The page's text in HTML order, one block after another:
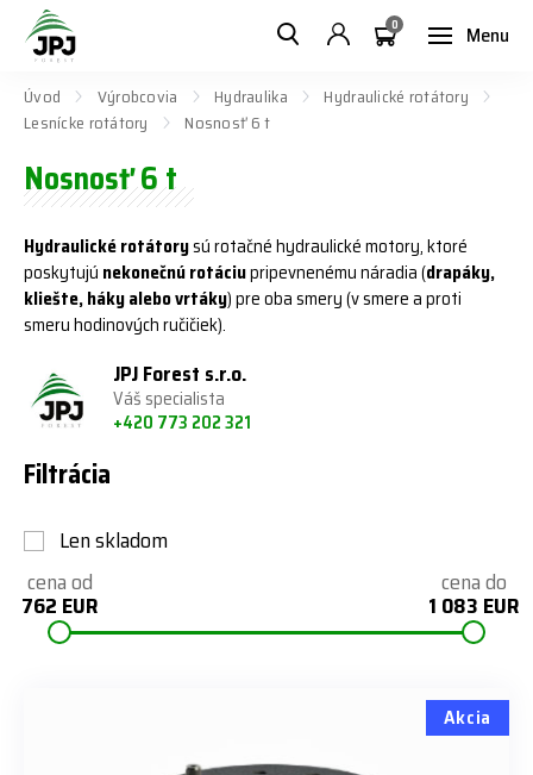
Menu
0
Úvod Výrobcovia Hydraulika
Hydraulické rotátory
Lesnícke rotátory
Nosnosť 6 t
Nosnosť 6 t
Hydraulické rotátorysú rotačné hydraulické motory, ktoré
poskytujú nekonečnú rotáciupripevnenému náradia (drapáky,
kliešte, háky alebo vrtáky) pre oba smery (v smere a proti
smeru hodinových ručičiek).
JPJ Forest s.r.o.
Váš specialista
+420 773 202 321
Filtrácia
Len skladom
cena od
762 EUR
cena do
1 083 EUR
Akcia